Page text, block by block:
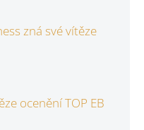
zná své vítěze
ocenění TOP EB